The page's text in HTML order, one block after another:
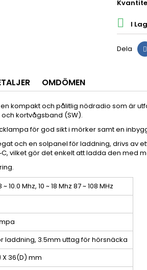
 I
Dela
OMDÖMEN
en kompakt och pålitlig nödradio som är
kortvågsband (SW).
för god sikt i mörker samt en
och en solpanel för laddning, drivs av
vilket gör det enkelt att ladda den med
~ 10.0 Mhz, 10 ~ 18 Mhz 87 ~ 108 MHz
laddning, 3.5mm uttag för hörsnäcka
X 36(D) mm